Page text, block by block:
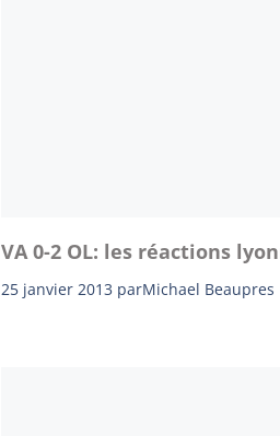
VA 0-2 OL: les réactions
25 janvier 2013 parMichael Beaupres